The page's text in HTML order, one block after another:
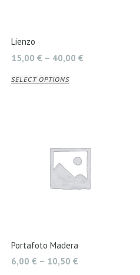
Lienzo
15,00 € – 40,00 €
SELECT OPTIONS
Portafoto Madera
6,00 € – 10,50 €